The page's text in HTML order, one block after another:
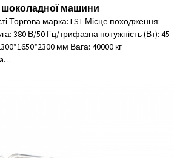
шоколадної машини
Торгова марка: LST Місце походження:
380 В/50 Гц/трифазна потужність (Вт): 45
мм Вага: 40000 кг
..